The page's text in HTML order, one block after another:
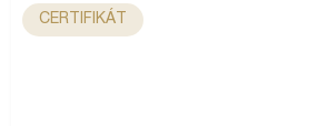
CERTIFIKÁT